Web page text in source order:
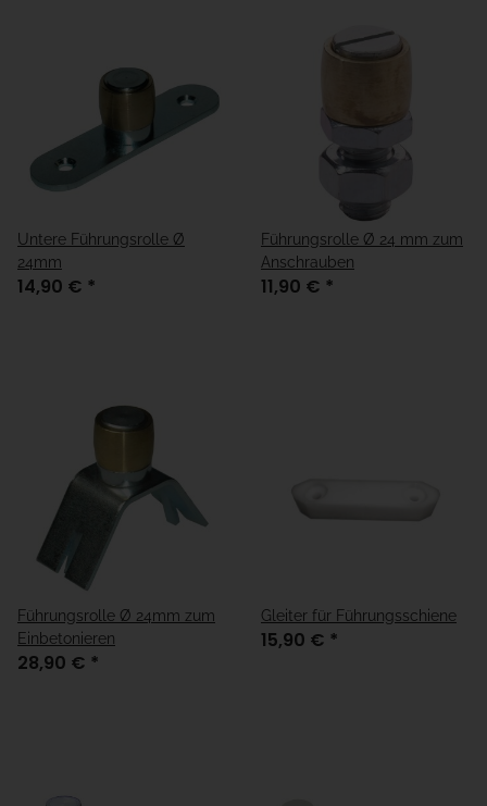
Untere Führungsrolle Ø
24mm
14,90 € *
Führungsrolle Ø 24 mm zum
Anschrauben
11,90 € *
Führungsrolle Ø 24mm zum
Einbetonieren
28,90 € *
Gleiter für Führungsschiene
15,90 € *